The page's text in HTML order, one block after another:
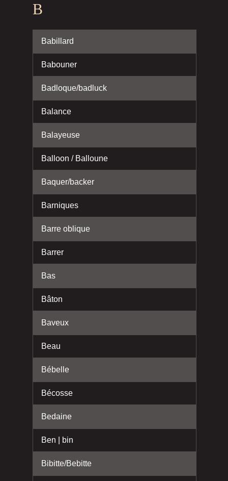
B
Babillard
Babouner
Badloque/badluck
Balance
Balayeuse
Balloon / Balloune
Baquer/backer
Barniques
Barre oblique
Barrer
Bas
Bâton
Baveux
Beau
Bébelle
Bécosse
Bedaine
Ben | bin
Bibitte/Bebitte